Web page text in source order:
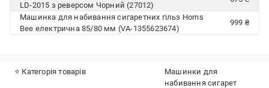
LD-2015 з реверсом Чорний (27012)
Машинка для набивання сигаретних гільз Horns
Bee електрична 85/80 мм (VA-1355623674)
999 ₴
⭐ Категорія товарів
Машинки для
набивання сигарет